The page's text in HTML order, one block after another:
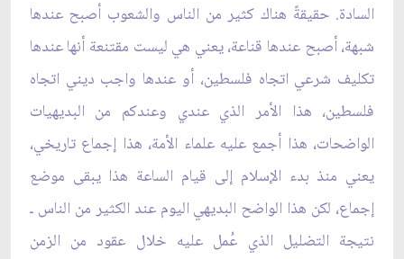
السادة. حقيقةً هناك كثير من الناس والشعوب أصبح عندها
شبهة، أصبح عندها قناعة، يعني هي ليست مقتنعة أنها عندها
تكليف شرعي اتجاه فلسطين، أو عندها واجب ديني اتجاه
فلسطين، هذا الأمر الذي عندي وعندكم من البديهيات
الواضحات، هذا أجمع عليه علماء الأمة، هذا إجماع تاريخي،
يعني منذ بدء الإسلام إلى قيام الساعة هذا يبقى موضع
إجماع، لكن هذا الواضح البديهي اليوم عند الكثير من الناس ـ
نتيجة التضليل الذي عُمل عليه خلال عقود من الزمن